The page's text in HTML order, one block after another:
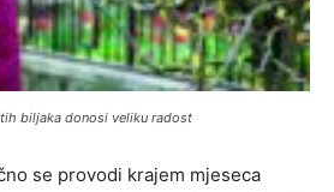
biljaka donosi veliku radost
se provodi krajem mjeseca